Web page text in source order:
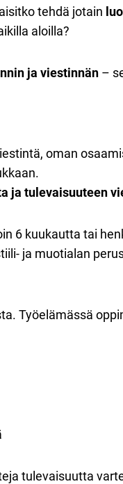
tehdä jotain
aloilla?
ja viestinnän –
oman
ja tulevaisuuteen
6 kuukautta tai
ja muotialan
Työelämässä
tulevaisuutta